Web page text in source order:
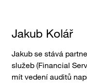
Jakub ​Kolář​​
Jakub se stává
služeb (Financial
mít vedení auditů